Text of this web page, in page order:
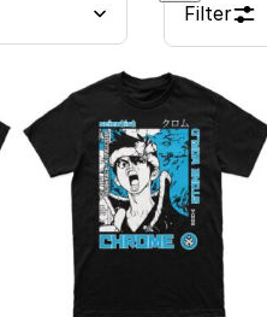
Filter